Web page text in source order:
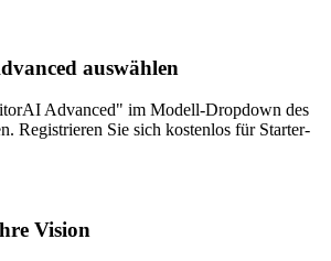
auswählen
Advanced" im Modell-Dropdown des
Registrieren Sie sich kostenlos für Starter-
Vision